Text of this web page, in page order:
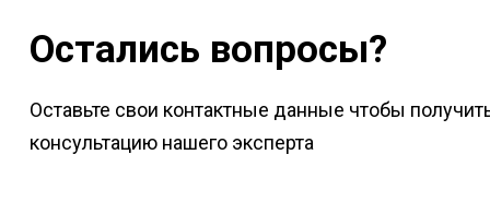
Остались вопросы?
Оставьте свои контактные данные чтобы
консультацию нашего эксперта